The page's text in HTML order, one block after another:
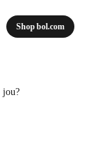
Shop bol.com
jou?